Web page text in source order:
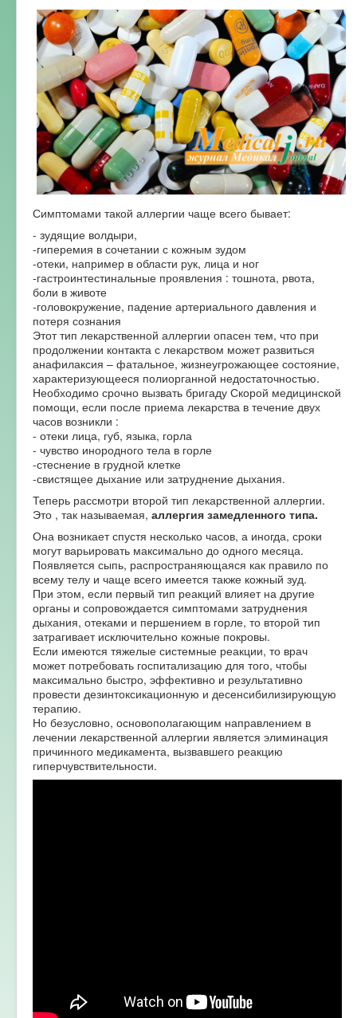
Симптомами такой аллергии чаще всего бывает:
- зудящие волдыри,
-гиперемия в сочетании с кожным зудом
-отеки, например в области рук, лица и ног
-гастроинтестинальные проявления : тошнота, рвота,
боли в животе
-головокружение, падение артериального давления и
потеря сознания
Этот тип лекарственной аллергии опасен тем, что при
продолжении контакта с лекарством может развиться
анафилаксия – фатальное, жизнеугрожающее состояние,
характеризующееся полиорганной недостаточностью.
Необходимо срочно вызвать бригаду Скорой медицинской
помощи, если после приема лекарства в течение двух
часов возникли :
- отеки лица, губ, языка, горла
- чувство инородного тела в горле
-стеснение в грудной клетке
-свистящее дыхание или затруднение дыхания.
Теперь рассмотри второй тип лекарственной аллергии.
Это , так называемая, аллергия замедленного типа.
Она возникает спустя несколько часов, а иногда, сроки
могут варьировать максимально до одного месяца.
Появляется сыпь, распространяющаяся как правило по
всему телу и чаще всего имеется также кожный зуд.
При этом, если первый тип реакций влияет на другие
органы и сопровождается симптомами затруднения
дыхания, отеками и першением в горле, то второй тип
затрагивает исключительно кожные покровы.
Если имеются тяжелые системные реакции, то врач
может потребовать госпитализацию для того, чтобы
максимально быстро, эффективно и результативно
провести дезинтоксикационную и десенсибилизирующую
терапию.
Но безусловно, основополагающим направлением в
лечении лекарственной аллергии является элиминация
причинного медикамента, вызвавшего реакцию
гиперчувствительности.